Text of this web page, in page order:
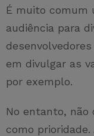
É muito comum
audiência para
em divulgar as
por exemplo.
No entanto, não
como